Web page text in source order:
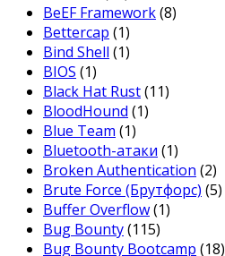
BeEF Framework(8)
Bettercap (1)
Bind Shell (1)
BIOS (1)
Black Hat Rust(11)
BloodHound (1)
Blue Team (1)
Bluetooth-атаки (1)
Broken Authentication (2)
Brute Force (Брутфорс) (5)
Buffer Overflow(1)
Bug Bounty(115)
Bug Bounty Bootcamp (18)